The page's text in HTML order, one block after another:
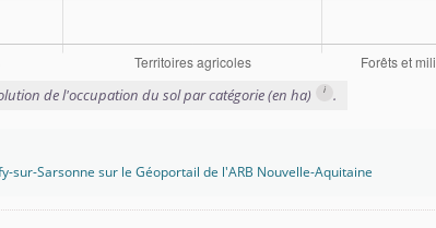
de l'occupation du sol par catégorie (en ha) i .
sur-Sarsonne sur le Géoportail de l'ARB Nouvelle-Aquitaine